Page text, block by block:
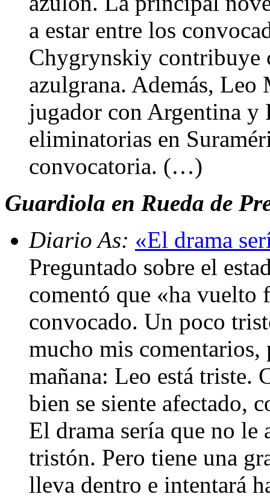
a estar entre los
Chygrynskiy contribuye
azulgrana. Además,
jugador con Argentina y
eliminatorias en
convocatoria. (…)
Guardiola en Rueda de
Diario As: «El drama
Preguntado sobre el
comentó que «ha vuelto
convocado. Un poco
mucho mis
mañana: Leo está triste.
bien se siente afectado,
El drama sería que no le
tristón. Pero tiene una
lleva dentro e intentará